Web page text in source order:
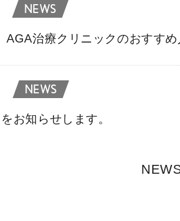
NEWS
AGA治療クリニックのおすす
NEWS
お知らせします。